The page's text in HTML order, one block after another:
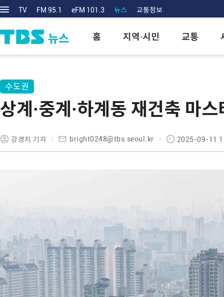
TV FM 95.1 eFM 101.3 뉴스 교통정보
홈 지역·시민 교통
수도권
상계·중계·하계동 재건축 마
강경지 기자 bright0248@tbs.seoul.kr 2025-09-11